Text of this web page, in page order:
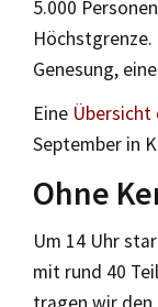
5.000
Genesung,
Eine Übersicht
September in
Ohne
Um 14 Uhr
mit rund 40